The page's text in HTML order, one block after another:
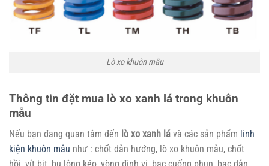
Lò xo khuôn mẫu
Thông tin đặt mua lò xo xanh lá trong khuôn
mẫu
Nếu bạn đang quan tâm đến lò xo xanh lá và các sản phẩm linh
kiện khuôn mẫu như : chốt dẫn hướng, lò xo khuôn mẫu, chốt
hồi, vít bịt, bu lông kéo, vòng định vị, bạc cuống phun, bạc dẫn